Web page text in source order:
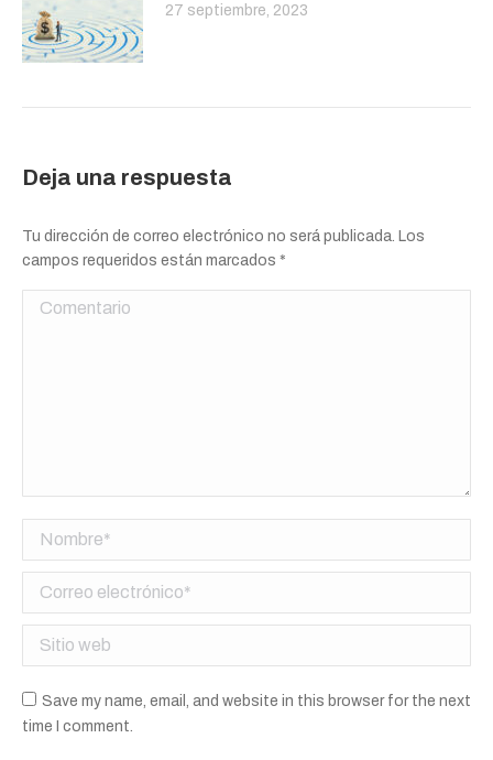
27 septiembre, 2023
Deja una respuesta
Tu dirección de correo electrónico no será publicada. Los
campos requeridos están marcados *
Comentario
Nombre *
Correo electrónico *
Sitio web
Save my name, email, and website in this browser for the next
time I comment.